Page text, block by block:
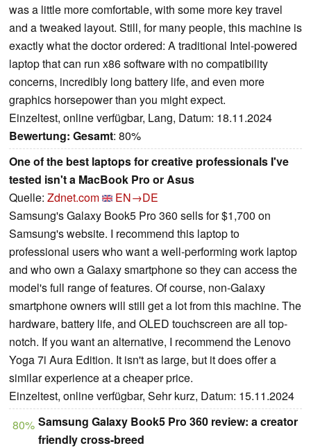
was a little more comfortable, with some more key travel
and a tweaked layout. Still, for many people, this machine is
exactly what the doctor ordered: A traditional Intel-powered
laptop that can run x86 software with no compatibility
concerns, incredibly long battery life, and even more
graphics horsepower than you might expect.
Einzeltest, online verfügbar, Lang, Datum: 18.11.2024
Bewertung: Gesamt: 80%
One of the best laptops for creative professionals I've
tested isn't a MacBook Pro or Asus
Quelle: Zdnet.com
EN→DE
Samsung's Galaxy Book5 Pro 360 sells for $1,700 on
Samsung's website. I recommend this laptop to
professional users who want a well-performing work laptop
and who own a Galaxy smartphone so they can access the
model's full range of features. Of course, non-Galaxy
smartphone owners will still get a lot from this machine. The
hardware, battery life, and OLED touchscreen are all top-
notch. If you want an alternative, I recommend the Lenovo
Yoga 7i Aura Edition. It isn't as large, but it does offer a
similar experience at a cheaper price.
Einzeltest, online verfügbar, Sehr kurz, Datum: 15.11.2024
80% Samsung Galaxy Book5 Pro 360 review: a creator
friendly cross-breed